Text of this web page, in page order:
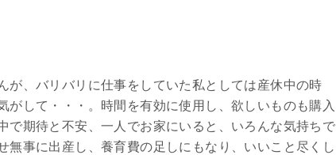
が、バリバリに仕事をしていた私としては産休中の時
して・・・。時間を有効に使用し、欲しいものも購入
期待と不安、一人でお家にいると、いろんな気持ちで
事に出産し、養育費の足しにもなり、いいこと尽くし